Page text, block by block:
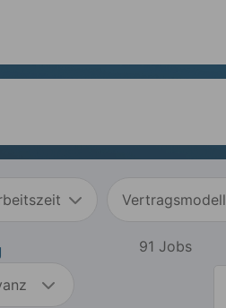
Vertragsmodell
91 Jobs